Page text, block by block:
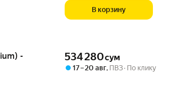
В корзину
-
Цена 534280 сум вместо
534 280сум
17 – 20 авг, ПВЗ По клику